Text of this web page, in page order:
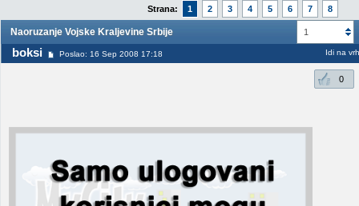
Strana: 1 2 3 4 5 6 7 8
1
Naoruzanje Vojske Kraljevine Srbije
boksi Poslao: 16 Sep 2008 17:18 Idi na vrh
0